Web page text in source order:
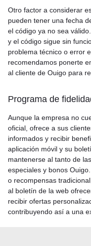
Otro factor a considerar
pueden tener una fecha
el código ya no sea
y el código sigue sin
problema técnico o error
recomendamos ponerte
al cliente de Ouigo para
Programa de
Aunque la empresa no
oficial, ofrece a sus
informados y recibir
aplicación móvil y su
mantenerse al tanto de
especiales y bonos
o recompensas
al boletín de la web
recibir ofertas
contribuyendo así a una